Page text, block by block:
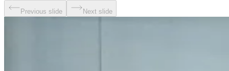
Previous slide Next slide